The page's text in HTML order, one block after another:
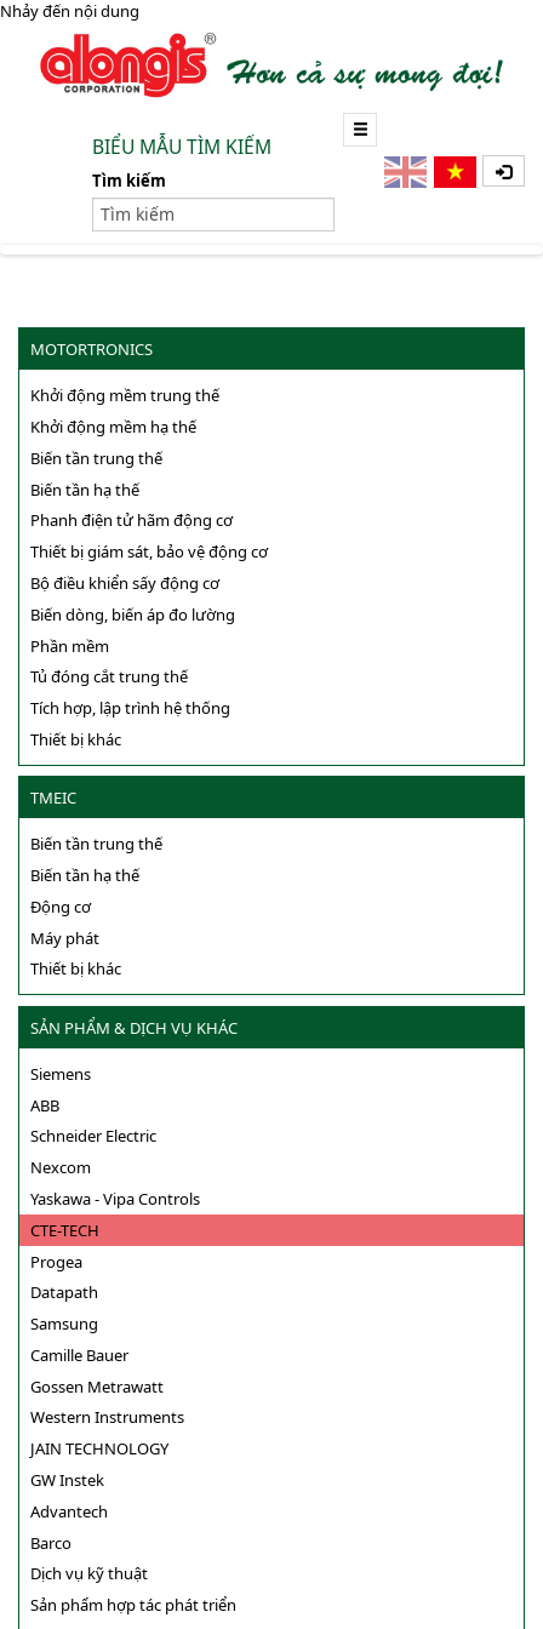
Nhảy đến nội dung
BIỂU MẪU TÌM KIẾM
Tìm kiếm
MOTORTRONICS
Khởi động mềm trung thế
Khởi động mềm hạ thế
Biến tần trung thế
Biến tần hạ thế
Phanh điện tử hãm động cơ
Thiết bị giám sát, bảo vệ động cơ
Bộ điều khiển sấy động cơ
Biến dòng, biến áp đo lường
Phần mềm
Tủ đóng cắt trung thế
Tích hợp, lập trình hệ thống
Thiết bị khác
TMEIC
Biến tần trung thế
Biến tần hạ thế
Động cơ
Máy phát
Thiết bị khác
SẢN PHẨM & DỊCH VỤ KHÁC
Siemens
ABB
Schneider Electric
Nexcom
Yaskawa - Vipa Controls
CTE-TECH
Progea
Datapath
Samsung
Camille Bauer
Gossen Metrawatt
Western Instruments
JAIN TECHNOLOGY
GW Instek
Advantech
Barco
Dịch vụ kỹ thuật
Sản phẩm hợp tác phát triển